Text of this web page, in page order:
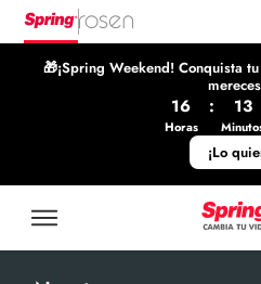
🎁¡Spring Weekend! Conquista
16
Horas
: 13
¡Lo